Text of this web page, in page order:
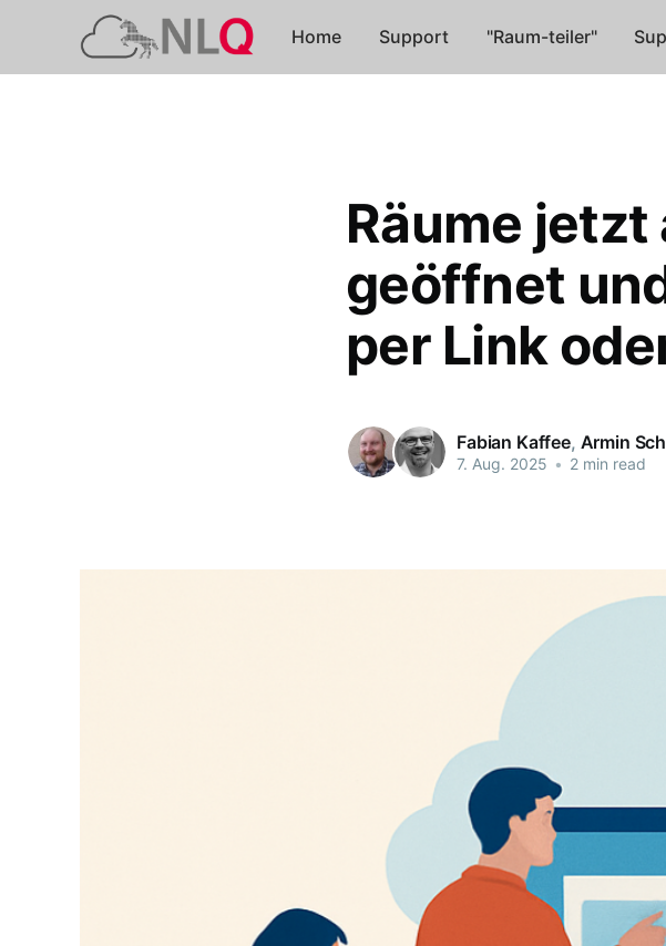
Home Support "Raum-teiler"
Räume
geöffnet
per Link
Fabian Kaffee, Armin
7. Aug. 2025 • 2 min read